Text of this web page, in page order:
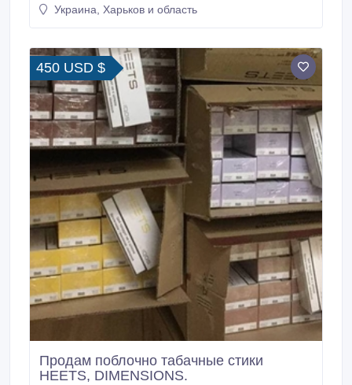
Украина, Харьков и область
450 USD $
Продам поблочно табачные стики
HEETS, DIMENSIONS.